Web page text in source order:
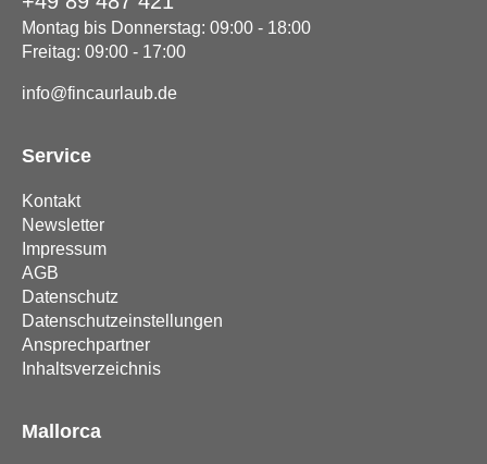
Montag bis Donnerstag: 09:00 - 18:00
Freitag: 09:00 - 17:00
info@fincaurlaub.de
Service
Kontakt
Newsletter
Impressum
AGB
Datenschutz
Datenschutzeinstellungen
Ansprechpartner
Inhaltsverzeichnis
Mallorca